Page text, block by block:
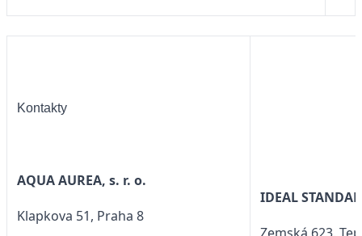
Kontakty
AQUA AUREA, s. r. o.
Klapkova 51, Praha 8
IDEAL